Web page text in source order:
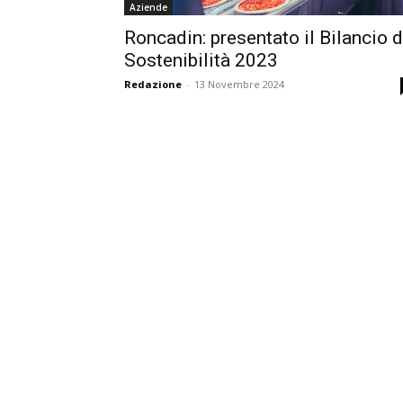
Aziende
Roncadin: presentato il Bilancio
Sostenibilità 2023
Redazione - 13 Novembre 2024